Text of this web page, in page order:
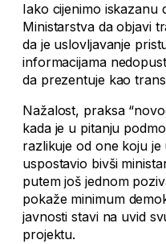
Iako cijenimo iskazanu
Ministarstva da objavi
da je uslovljavanje
informacijama
da prezentuje kao
Nažalost, praksa
kada je u pitanju
razlikuje od one koju
uspostavio bivši
putem još jednom
pokaže minimum
javnosti stavi na uvid
projektu.